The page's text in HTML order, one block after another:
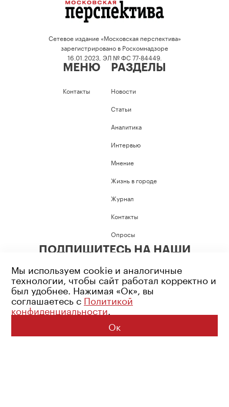
Сетевое издание «Московская перспектива»
зарегистрировано в Роскомнадзоре
16.01.2023, ЭЛ № ФС 77-84449.
МЕНЮ
Контакты
РАЗДЕЛЫ
Новости
Статьи
Аналитика
Интервью
Мнение
Жизнь в городе
Журнал
Контакты
Опросы
ПОДПИШИТЕСЬ НА НАШИ
Возрастное ограничение: 16+
Политика конфиденциальности
© 2026 Все права защищены
Мы используем cookie и аналогичные
технологии, чтобы сайт работал корректно и
был удобнее. Нажимая «Ок», вы
соглашаетесь с Политикой
конфиденциальности.
Ок